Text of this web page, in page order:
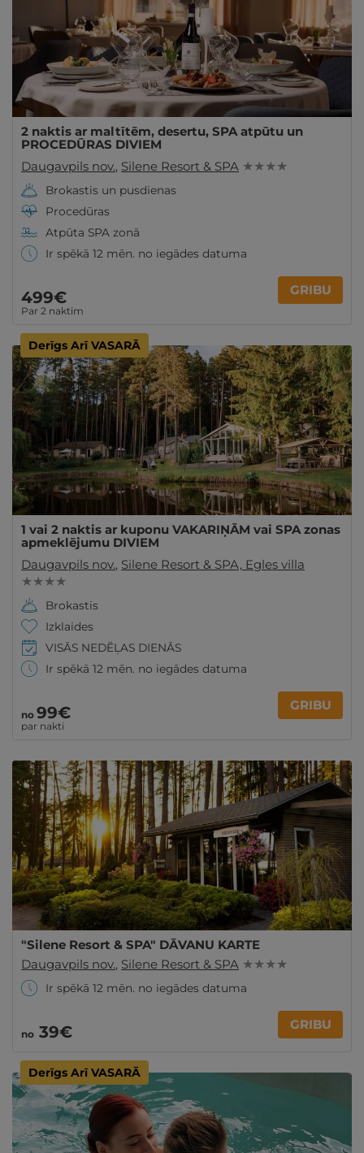
2 naktis ar maltītēm, desertu, SPA atpūtu un
PROCEDŪRAS DIVIEM
Daugavpils nov., Silene Resort & SPA ★ ★ ★ ★
Brokastis un pusdienas
Procedūras
Atpūta SPA zonā
Ir spēkā 12 mēn. no iegādes datuma
499€
Par 2 naktīm
GRIBU
Derīgs Arī VASARĀ
1 vai 2 naktis ar kuponu VAKARIŅĀM vai SPA zonas
apmeklējumu DIVIEM
Daugavpils nov., Silene Resort & SPA, Egles villa
★ ★ ★ ★
Brokastis
Izklaides
VISĀS NEDĒĻAS DIENĀS
Ir spēkā 12 mēn. no iegādes datuma
no 99€
par nakti
GRIBU
"Silene Resort & SPA" DĀVANU KARTE
Daugavpils nov., Silene Resort & SPA ★ ★ ★ ★
Ir spēkā 12 mēn. no iegādes datuma
no 39€ GRIBU
Derīgs Arī VASARĀ